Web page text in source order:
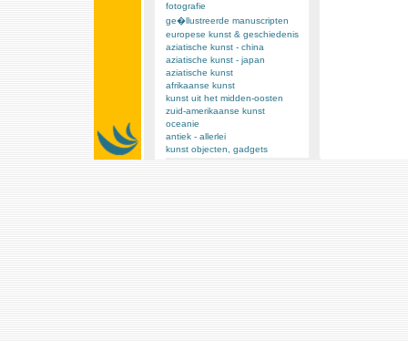
fotografie
ge�llustreerde manuscripten
europese kunst & geschiedenis
aziatische kunst - china
aziatische kunst - japan
aziatische kunst
afrikaanse kunst
kunst uit het midden-oosten
zuid-amerikaanse kunst
oceanie
antiek - allerlei
kunst objecten, gadgets